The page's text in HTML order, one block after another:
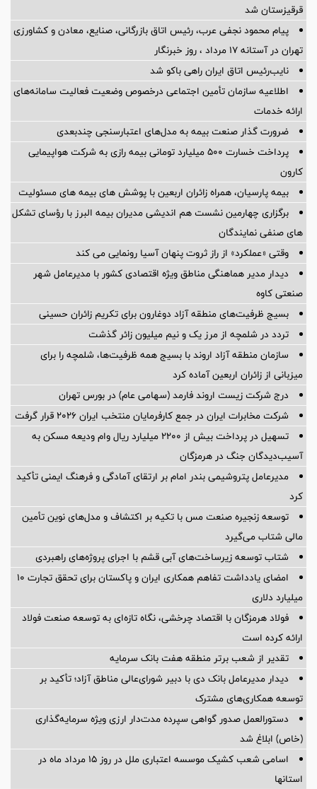
قرقیزستان شد
پیام محمود نجفی عرب، رئیس اتاق بازرگانی، صنایع، معادن و کشاورزی
تهران در آستانه 17 مرداد ، روز خبرنگار
نایب‌رئیس اتاق ایران راهی باکو شد
اطلاعیه سازمان تأمین اجتماعی درخصوص وضعیت فعالیت سامانه‌های
ارائه خدمات
ضرورت گذار صنعت بیمه به مدل‌های اعتبارسنجی چندبعدی
پرداخت خسارت ۵۰۰ میلیارد تومانی بیمه رازی به شرکت هواپیمایی
کارون
بیمه پارسیان، همراه زائران اربعین با پوشش های بیمه های مسئولیت
برگزاری چهارمین نشست هم اندیشی مدیران بیمه البرز با رؤسای تشکل
های صنفی نمایندگان
وقتی «عملکرد» از راز ثروت پنهان آسیا رونمایی می کند
دیدار مدیر هماهنگی مناطق ویژه اقتصادی کشور با مدیرعامل شهر
صنعتی کاوه
بسیج ظرفیت‌های منطقه آزاد دوغارون برای تکریم زائران حسینی
تردد در شلمچه از مرز یک و نیم میلیون زائر گذشت
سازمان منطقه آزاد اروند با بسیج همه ظرفیت‌ها، شلمچه را برای
میزبانی از زائران اربعین آماده کرد
درج شرکت زیست اروند فارمد (سهامی عام) در بورس تهران
شرکت مخابرات ایران در جمع کارفرمایان منتخب ایران ۲۰۲۶ قرار گرفت
تسهیل در پرداخت بیش از ۲۲۰۰ میلیارد ریال وام ودیعه مسکن به
آسیب‌دیدگان جنگ در هرمزگان
مدیرعامل پتروشیمی بندر امام بر ارتقای آمادگی و فرهنگ ایمنی تأکید
کرد
توسعه زنجیره صنعت مس با تکیه بر اکتشاف و مدل‌های نوین تأمین
مالی شتاب می‌گیرد
شتاب توسعه زیرساخت‌های آبی قشم با اجرای پروژه‌های راهبردی
امضای یادداشت تفاهم همکاری ایران و پاکستان برای تحقق تجارت ۱۰
میلیارد دلاری
فولاد هرمزگان با اقتصاد چرخشی، نگاه تازه‌ای به توسعه صنعت فولاد
ارائه کرده است
تقدیر از شعب برتر منطقه هفت بانک سرمایه
دیدار مدیرعامل بانک دی با دبیر شورای‌عالی مناطق آزاد؛ تأکید بر
توسعه همکاری‌های مشترک
دستورالعمل صدور گواهی سپرده مدت‌دار ارزی ویژه سرمایه‌گذاری
(خاص) ابلاغ شد
اسامی شعب کشیک موسسه اعتباری ملل در روز 15 مرداد ماه در
استانها